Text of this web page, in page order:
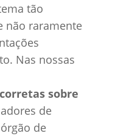
tão
não raramente
Nas nossas
sobre
de
de